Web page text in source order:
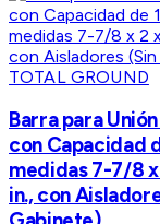
TOTAL GROUND
Barra para
con Capacidad
medidas 7-7/8
in., con